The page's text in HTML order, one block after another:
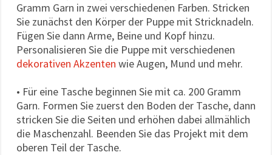
Gramm Garn in zwei verschiedenen Farben. Stricken
Sie zunächst den Körper der Puppe mit Stricknadeln.
Fügen Sie dann Arme, Beine und Kopf hinzu.
Personalisieren Sie die Puppe mit verschiedenen
dekorativen Akzenten wie Augen, Mund und mehr.
• Für eine Tasche beginnen Sie mit ca. 200 Gramm
Garn. Formen Sie zuerst den Boden der Tasche, dann
stricken Sie die Seiten und erhöhen dabei allmählich
die Maschenzahl. Beenden Sie das Projekt mit dem
oberen Teil der Tasche.